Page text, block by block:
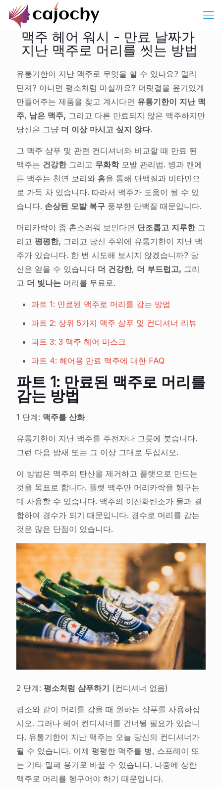
맥주 헤어 워시 - 만료 날짜가
지난 맥주로 머리를 씻는 방법
유통기한이 지난 맥주로 무엇을 할 수 있나요? 멀리
던져? 아니면 평소처럼 마실까요? 머릿결을 윤기있게
만들어주는 제품을 찾고 계시다면 유통기한이 지난 맥
주, 남은 맥주, 그리고 다른 만료되지 않은 맥주하지만
당신은 그냥 더 이상 마시고 싶지 않다.
그 맥주 샴푸 및 관련 컨디셔너와 비교할 때 만료 된
맥주는 건강한그리고 무화학모발 관리법. 병과 캔에
든 맥주는 천연 보리와 홉을 통해 단백질과 비타민으
로 가득 차 있습니다. 따라서 맥주가 도움이 될 수 있
습니다. 손상된 모발 복구 풍부한 단백질 때문입니다.
머리카락이 좀 촌스러워 보인다면 단조롭고 지루한그
리고 평평한, 그리고 당신 주위에 유통기한이 지난 맥
주가 있습니다. 한 번 시도해 보시지 않겠습니까? 당
신은 얻을 수 있습니다 더 건강한, 더 부드럽고, 그리
고 더 빛나는 머리를 무료로.
파트 1: 만료된 맥주로 머리를 감는 방법
파트 2: 상위 5가지 맥주 샴푸 및 컨디셔너 리뷰
파트 3: 3 맥주 헤어 마스크
파트 4: 헤어용 만료 맥주에 대한 FAQ
파트 1: 만료된 맥주로 머리를
감는 방법
1 단계: 맥주를 산화
유통기한이 지난 맥주를 주전자나 그릇에 붓습니다.
그런 다음 밤새 또는 그 이상 그대로 두십시오.
이 방법은 맥주의 탄산을 제거하고 플랫으로 만드는
것을 목표로 합니다. 플랫 맥주만 머리카락을 헹구는
데 사용할 수 있습니다. 맥주의 이산화탄소가 물과 결
합하여 경수가 되기 때문입니다. 경수로 머리를 감는
것은 많은 단점이 있습니다.
2 단계: 평소처럼 샴푸하기 (컨디셔너 없음)
평소와 같이 머리를 감을 때 원하는 샴푸를 사용하십
시오. 그러나 헤어 컨디셔너를 건너뛸 필요가 있습니
다. 유통기한이 지난 맥주는 오늘 당신의 컨디셔너가
될 수 있습니다. 이제 평평한 맥주를 병, 스프레이 또
는 기타 밀폐 용기로 바꿀 수 있습니다. 나중에 상한
맥주로 머리를 헹구어야 하기 때문입니다.